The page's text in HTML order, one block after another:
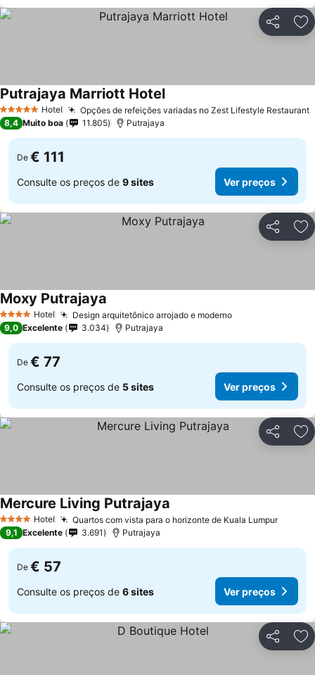
Partilhar
5 Estrelas Hotel Opções de refeições variadas no Zest Lifestyle Restaurant
Putrajaya Marriott HotelVer preços
8,4 Muito boa 11.805 Putrajaya
De € 111
Consulte os preços de 9 sites Ver preços
Partilhar
4 EstrelasHotel Design arquitetônico arrojado e modernoVer preços
Moxy Putrajaya
9,0 Excelente 3.034 Putrajaya
De € 77
Consulte os preços de 5 sites Ver preços
Partilhar
4 EstrelasHotel Quartos com vista para o horizonte de Kuala LumpurVer
Mercure Living Putrajaya
9,1 Excelente 3.691 Putrajaya
De € 57
Consulte os preços de 6 sites Ver preços
Partilhar